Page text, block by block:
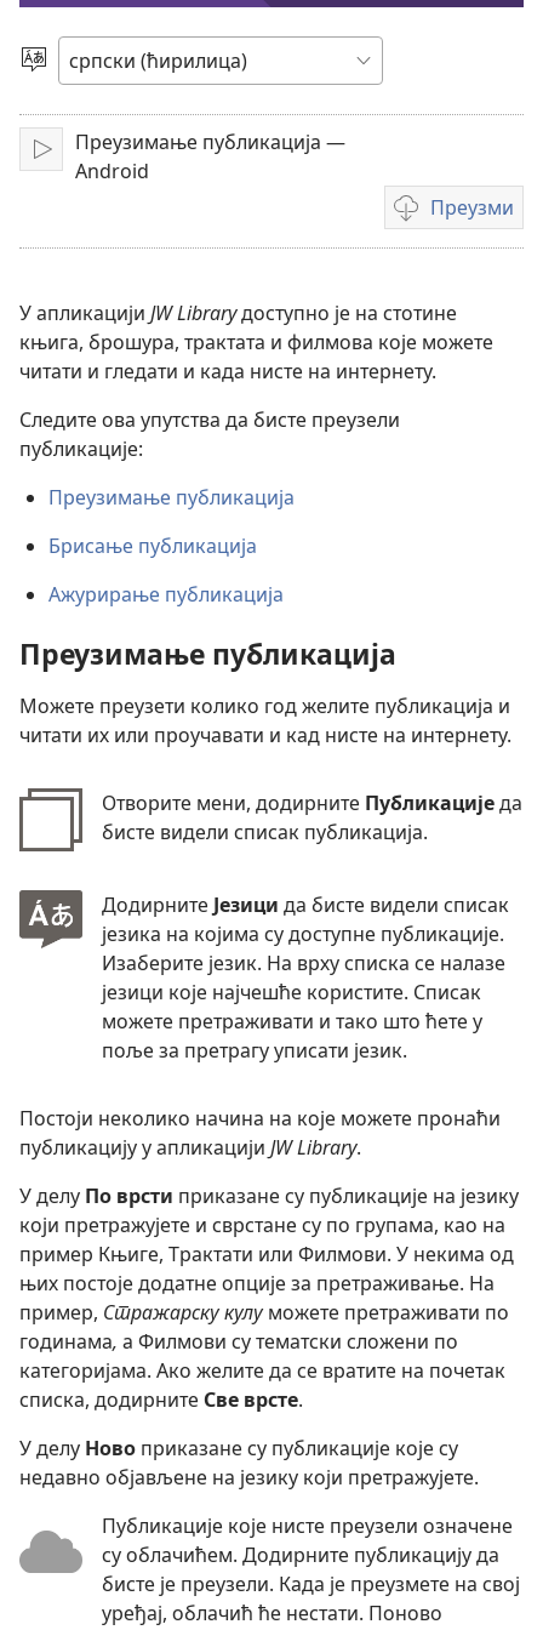
филм
Изаберите
језик
Покрени
Преузимање публикација —
Android
Преузми
Формати
за
видео-
садржаја
У апликацији JW Libraryдоступно је на стотине
књига, брошура, трактата и филмова које можете
читати и гледати и када нисте на интернету.
Следите ова упутства да бисте преузели
публикације:
Преузимање публикација
Брисање публикација
Ажурирање публикација
Преузимање публикација
Можете преузети колико год желите публикација и
читати их или проучавати и кад нисте на интернету.
Отворите мени, додирните Публикациједа
бисте видели списак публикација.
Додирните Језици да бисте видели списак
језика на којима су доступне публикације.
Изаберите језик. На врху списка се налазе
језици које најчешће користите. Списак
можете претраживати и тако што ћете у
поље за претрагу уписати језик.
Постоји неколико начина на које можете пронаћи
публикацију у апликацији JW Library.
У делу По врсти приказане су публикације на језику
који претражујете и сврстане су по групама, као на
пример Књиге, Трактати или Филмови. У некима од
њих постоје додатне опције за претраживање. На
пример, Стражарску кулуможете претраживати по
годинама, а Филмови су тематски сложени по
категоријама. Ако желите да се вратите на почетак
списка, додирните Све врсте.
У делу Ново приказане су публикације које су
недавно објављене на језику који претражујете.
Публикације које нисте преузели означене
су облачићем. Додирните публикацију да
бисте је преузели. Када је преузмете на свој
уређај, облачић ће нестати. Поново